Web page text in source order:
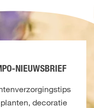
NIEUWSBRIEF
decoratie